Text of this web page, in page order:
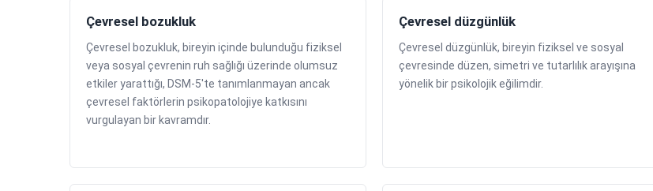
Çevresel bozukluk
Çevresel bozukluk, bireyin içinde bulunduğu fiziksel
veya sosyal çevrenin ruh sağlığı üzerinde olumsuz
etkiler yarattığı, DSM-5'te tanımlanmayan ancak
çevresel faktörlerin psikopatolojiye katkısını
vurgulayan bir kavramdır.
Çevresel düzgünlük
Çevresel düzgünlük, bireyin fiziksel ve sosyal
çevresinde düzen, simetri ve tutarlılık arayışına
yönelik bir psikolojik eğilimdir.